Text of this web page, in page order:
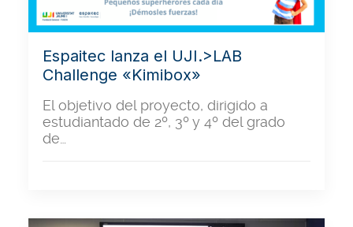
Espaitec lanza el UJI.>LAB
Challenge «Kimibox»
El objetivo del proyecto, dirigido a
estudiantado de 2º, 3º y 4º del grado
de…